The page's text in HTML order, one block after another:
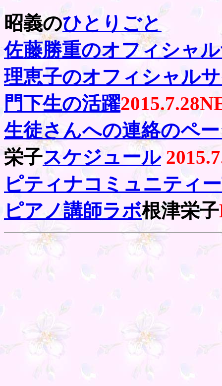
昭義のひとりごと
佐藤勝重のオフィシャ
理恵子のオフィシャル
門下生の活躍2015.7.28
生徒さんへの連絡のペ
栄子スケジュール
ピティナコミュニティ
ピアノ講師ラボ根津栄子